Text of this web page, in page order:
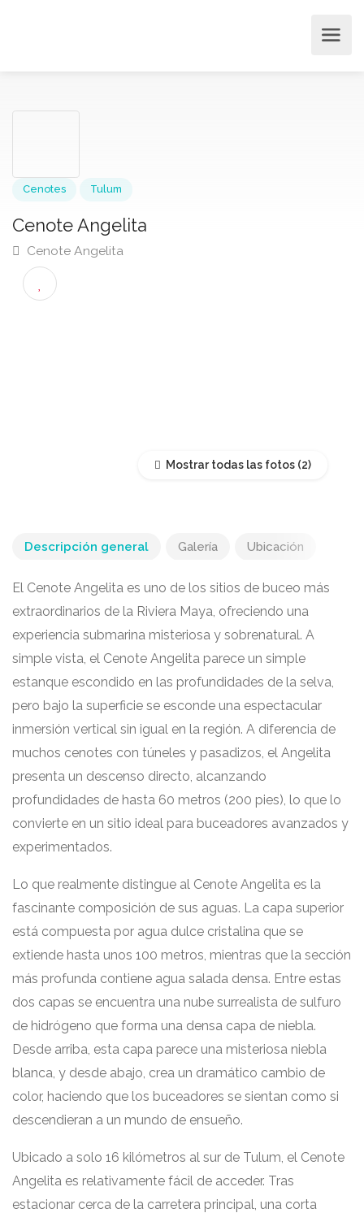
Cenote Angelita
Cenote Angelita
Mostrar todas las fotos
Descripción general Galería Ubicación
El Cenote Angelita es uno de los sitios de buceo más
extraordinarios de la Riviera Maya, ofreciendo una
experiencia submarina misteriosa y sobrenatural. A
simple vista, el Cenote Angelita parece un simple
estanque escondido en las profundidades de la selva,
pero bajo la superficie se esconde una espectacular
inmersión vertical sin igual en la región. A diferencia de
muchos cenotes con túneles y pasadizos, el Angelita
presenta un descenso directo, alcanzando
profundidades de hasta 60 metros (200 pies), lo que lo
convierte en un sitio ideal para buceadores avanzados y
experimentados.
Lo que realmente distingue al Cenote Angelita es la
fascinante composición de sus aguas. La capa superior
está compuesta por agua dulce cristalina que se
extiende hasta unos 100 metros, mientras que la sección
más profunda contiene agua salada densa. Entre estas
dos capas se encuentra una nube surrealista de sulfuro
de hidrógeno que forma una densa capa de niebla.
Desde arriba, esta capa parece una misteriosa niebla
blanca, y desde abajo, crea un dramático cambio de
color, haciendo que los buceadores se sientan como si
descendieran a un mundo de ensueño.
Ubicado a solo 16 kilómetros al sur de Tulum, el Cenote
Angelita es relativamente fácil de acceder. Tras
estacionar cerca de la carretera principal, una corta